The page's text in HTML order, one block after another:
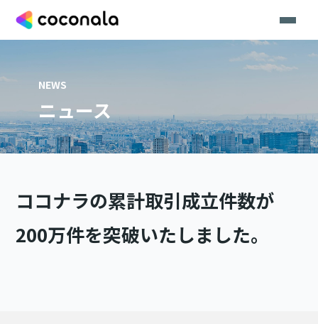
NEWS
ニュース
ココナラの累計取引成立件数が
200万件を突破いたしました。